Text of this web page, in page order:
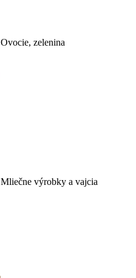
Ovocie, zelenina
Mliečne výrobky a vajcia